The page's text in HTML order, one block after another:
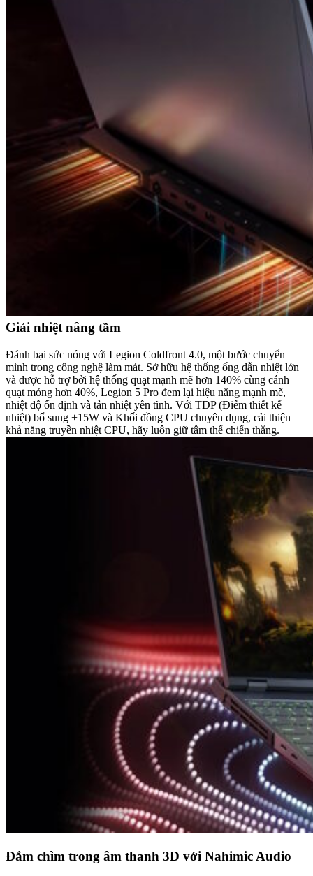
Giải nhiệt nâng tầm
Đánh bại sức nóng với Legion Coldfront 4.0, một bước chuyển
mình trong công nghệ làm mát. Sở hữu hệ thống ống dẫn nhiệt lớn
và được hỗ trợ bởi hệ thống quạt mạnh mẽ hơn 140% cùng cánh
quạt mỏng hơn 40%, Legion 5 Pro đem lại hiệu năng mạnh mẽ,
nhiệt độ ổn định và tản nhiệt yên tĩnh. Với TDP (Điểm thiết kế
nhiệt) bổ sung +15W và Khối đồng CPU chuyên dụng, cải thiện
khả năng truyền nhiệt CPU, hãy luôn giữ tâm thế chiến thắng.
Đắm chìm trong âm thanh 3D với Nahimic Audio